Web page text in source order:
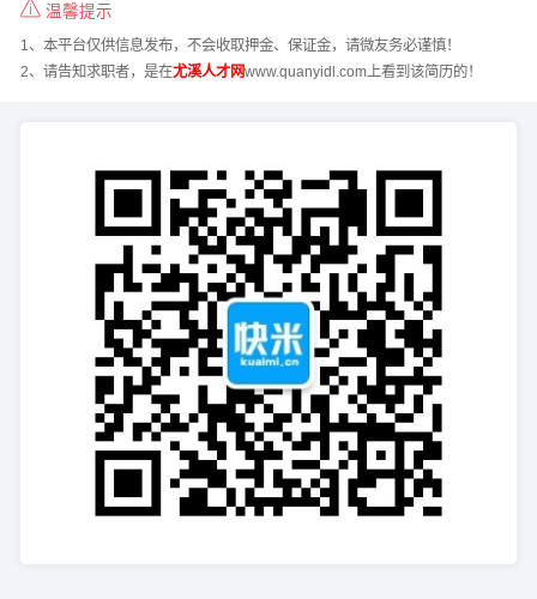
温馨提示
1、本平台仅供信息发布，不会收取押金、保证金，请微友务必谨慎！
2、请告知求职者，是在尤溪人才网www.quanyidl.com上看到该简历的！